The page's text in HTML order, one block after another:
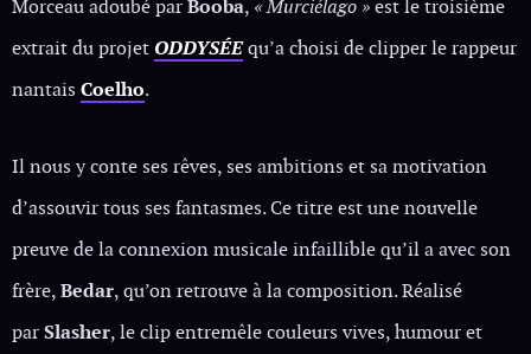
Morceau adoubé parBooba, « Murciélago »est le troisième
extrait du projet ODDYSÉEqu’a choisi de clipper le rappeur
nantais Coelho.
Il nous y conte ses rêves, ses ambitions et sa motivation
d’assouvir tous ses fantasmes. Ce titre est une nouvelle
preuve de la connexion musicale infaillible qu’il a avec son
frère,Bedar, qu’on retrouve à la composition. Réalisé
parSlasher, le clip entremêle couleurs vives, humour et